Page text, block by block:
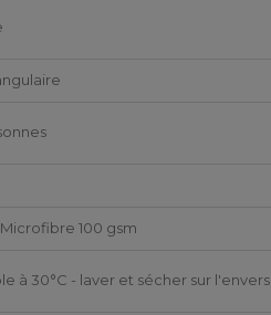
Microfibre 100 gsm
à 30°C - laver et sécher sur l'envers